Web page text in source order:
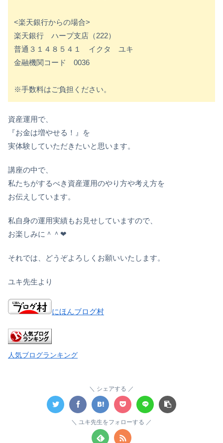
<楽天銀行からの場合>
楽天銀行 ハープ支店（222）
普通３１４８５４１ イクタ ユキ
金融機関コード 0036
※手数料はご負担ください。
資産運用で、
『お金は増やせる！』を
実体験していただきたいと思います。
講座の中で、
私たちがするべき資産運用のやり方や考え方を
お伝えしています。
私自身の運用実績もお見せしていますので、
お楽しみに＾＾❤
それでは、どうぞよろしくお願いいたします。
ユキ先生より
にほんブログ村
人気ブログランキング
シェアする
ユキ先生をフォローする